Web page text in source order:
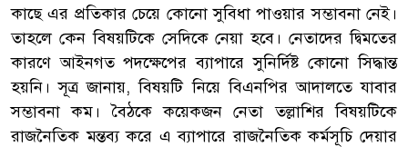
কাছে এর প্রতিকার চেয়ে কোনো সুবিধা পাওয়ার সম্ভাবনা নেই।
তাহলে কেন বিষয়টিকে সেদিকে নেয়া হবে। নেতাদের দ্বিমতের
কারণে আইনগত পদক্ষেপের ব্যাপারে সুনির্দিষ্ট কোনো সিদ্ধান্ত
হয়নি। সূত্র জানায়, বিষয়টি নিয়ে বিএনপির আদালতে যাবার
সম্ভাবনা কম। বৈঠকে কয়েকজন নেতা তল্লাশির বিষয়টিকে
রাজনৈতিক মন্তব্য করে এ ব্যাপারে রাজনৈতিক কর্মসূচি দেয়ার